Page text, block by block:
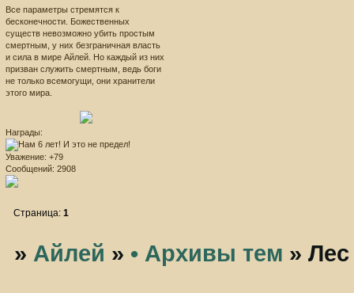
Все параметры стремятся к
бесконечности. Божественных
существ невозможно убить простым
смертным, у них безграничная власть
и сила в мире Айлей. Но каждый из них
призван служить смертным, ведь боги
не только всемогущи, они хранители
этого мира.
Награды:
Уважение: +79
Сообщений: 2908
Страница:1
» Айлей » • Архивы тем »Лес